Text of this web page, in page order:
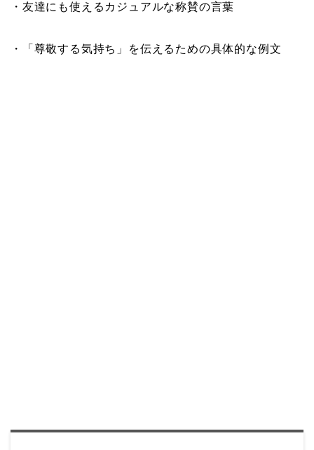
・友達にも使えるカジュアルな称賛の言葉
・「尊敬する気持ち」を伝えるための具体的な例文